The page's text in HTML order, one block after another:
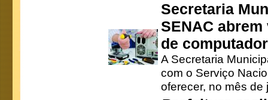
Secretaria
SENAC
de
A Secretaria
com o Serviço
oferecer, no mês de